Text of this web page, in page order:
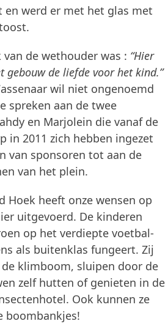
werd er met het glas met
de wethouder was : “Hier
gebouw de liefde voor het kind.”
wil niet ongenoemd
spreken aan de twee
en Marjolein die vanaf de
in 2011 zich hebben ingezet
van sponsoren tot aan de
van het plein.
Hoek heeft onze wensen op
uitgevoerd. De kinderen
op het verdiepte voetbal-
als buitenklas fungeert. Zij
klimboom, sluipen door de
zelf hutten of genieten in de
Ook kunnen ze
boombankjes!